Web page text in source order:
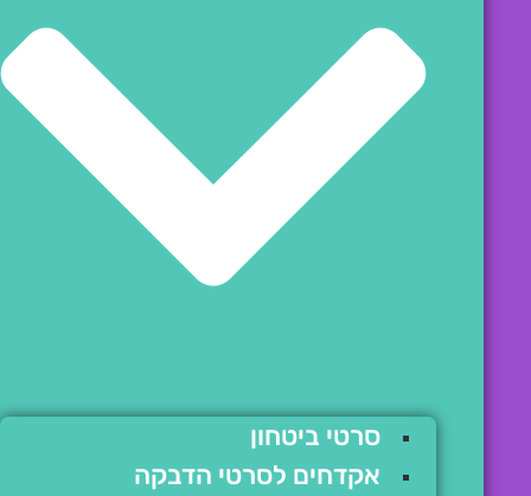
סרטי ביטחון
אקדחים לסרטי הדבקה